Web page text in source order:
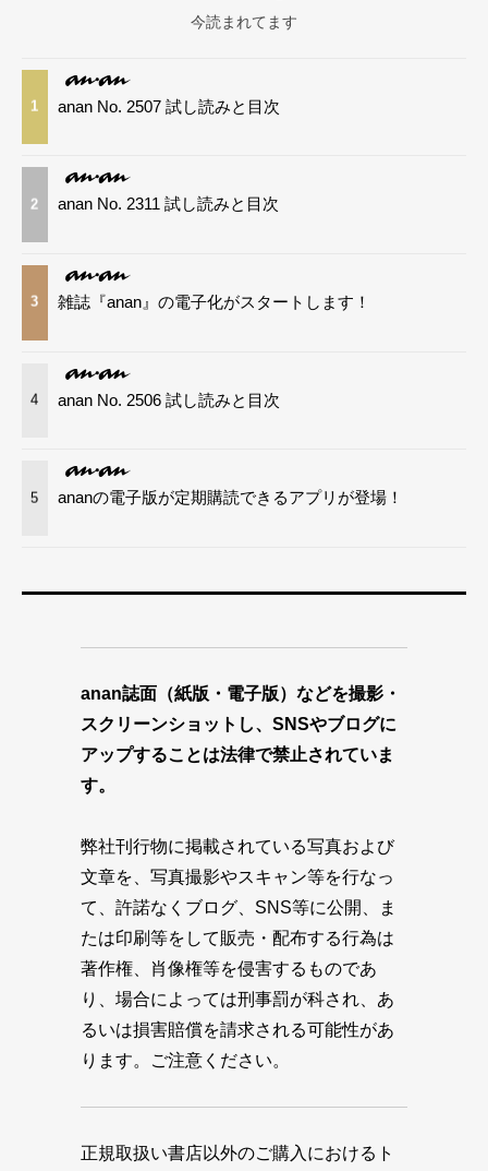
今読まれてます
1 anan No. 2507 試し読みと目次
2 anan No. 2311 試し読みと目次
3 雑誌『anan』の電子化がスタートします！
4 anan No. 2506 試し読みと目次
5 ananの電子版が定期購読できるアプリが登場！
anan誌面（紙版・電子版）などを撮影・
スクリーンショットし、SNSやブログに
アップすることは法律で禁止されていま
す。
弊社刊行物に掲載されている写真および
文章を、写真撮影やスキャン等を行なっ
て、許諾なくブログ、SNS等に公開、ま
たは印刷等をして販売・配布する行為は
著作権、肖像権等を侵害するものであ
り、場合によっては刑事罰が科され、あ
るいは損害賠償を請求される可能性があ
ります。ご注意ください。
正規取扱い書店以外のご購入におけるト